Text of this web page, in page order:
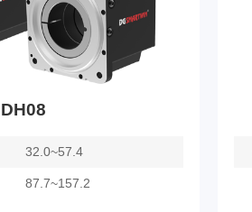
DH08
32.0~57.4
87.7~157.2